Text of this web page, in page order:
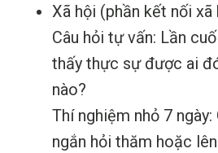
Xã hội (phần kết nối xã
Câu hỏi tự vấn: Lần
thấy thực sự được ai
nào?
Thí nghiệm nhỏ 7
ngắn hỏi thăm hoặc